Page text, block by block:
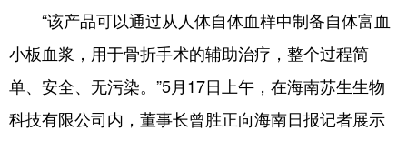
“该产品可以通过从人体自体血样中制备自体富血
小板血浆，用于骨折手术的辅助治疗，整个过程简
单、安全、无污染。”5月17日上午，在海南苏生生物
科技有限公司内，董事长曾胜正向海南日报记者展示